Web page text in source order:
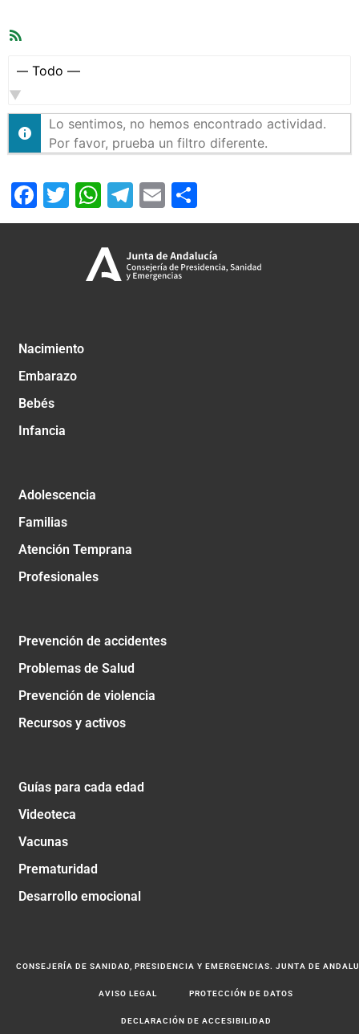
Mostrar:
Lo sentimos, no hemos encontrado actividad.
Por favor, prueba un filtro diferente.
Facebook
Twitter
WhatsApp
Telegram
Email
Nacimiento
Embarazo
Bebés
Infancia
Adolescencia
Familias
Atención Temprana
Profesionales
Prevención de accidentes
Problemas de Salud
Prevención de violencia
Recursos y activos
Guías para cada edad
Videoteca
Vacunas
Prematuridad
Desarrollo emocional
CONSEJERÍA DE SANIDAD, PRESIDENCIA Y EMERGENCIAS. JUNTA DE
AVISO LEGAL PROTECCIÓN DE DATOS
DECLARACIÓN DE ACCESIBILIDAD